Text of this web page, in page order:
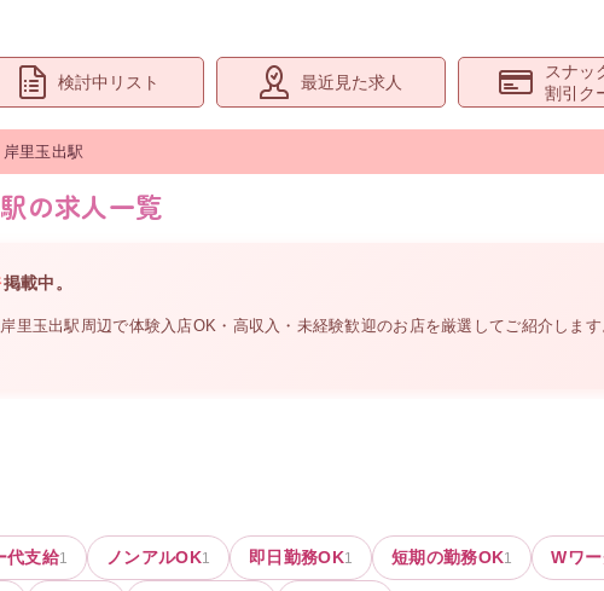
検討中リスト 最近見た求人
スナッ
割引ク
岸里玉出駅
の求人一覧
掲載中。
岸里玉出駅周辺で体験入店OK・高収入・未経験歓迎のお店を厳選してご紹介しま
代支給1 ノンアルOK1 即日勤務OK1 短期の勤務OK1 Wワ